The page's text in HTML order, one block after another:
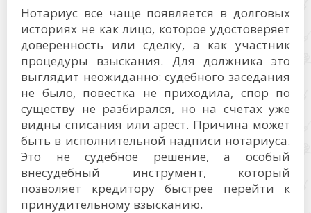
Нотариус все чаще появляется в долговых
историях не как лицо, которое удостоверяет
доверенность или сделку, а как участник
процедуры взыскания. Для должника это
выглядит неожиданно: судебного заседания
не было, повестка не приходила, спор по
существу не разбирался, но на счетах уже
видны списания или арест. Причина может
быть в исполнительной надписи нотариуса.
Это не судебное решение, а особый
внесудебный инструмент, который
позволяет кредитору быстрее перейти к
принудительному взысканию.